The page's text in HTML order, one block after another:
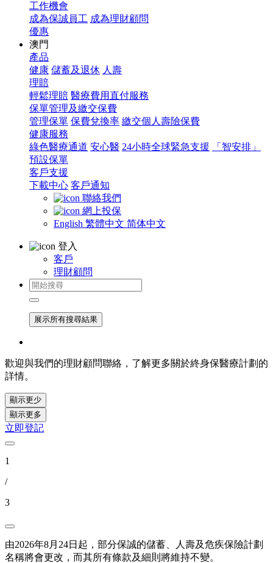
工作機會
成為保誠員工 成為理財顧問
優惠
澳門
產品
健康 儲蓄及退休 人壽
理賠
輕鬆理賠 醫療費用直付服務
保單管理及繳交保費
管理保單 保費兌換率 繳交個人壽險保費
健康服務
綠色醫療通道 安心醫 24小時全球緊急支援
「智安排」
預設保單
客戶支援
下載中心 客戶通知
聯絡我們
網上投保
English 繁體中文 简体中文
登入
客戶
理財顧問
展示所有搜尋結果
歡迎與我們的理財顧問聯絡，了解更多關於終身保醫療計劃的
詳情。
顯示更少
顯示更多
立即登記
1
/
3
由2026年8月24日起，部分保誠的儲蓄、人壽及危疾保險計劃
名稱將會更改，而其所有條款及細則將維持不變。